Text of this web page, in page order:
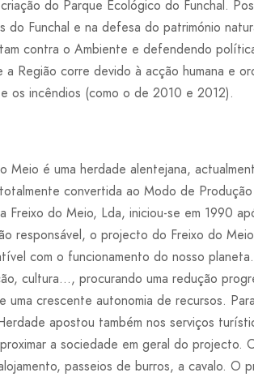
do Parque Ecológico do Funchal.
do Funchal e na defesa do património
contra o Ambiente e defendendo
a Região corre devido à acção humana e
os incêndios (como o de 2010 e 2012).
Meio é uma herdade alentejana,
convertida ao Modo de
Freixo do Meio, Lda, iniciou-se em 1990
responsável, o projecto do Freixo do
com o funcionamento do nosso
cultura…, procurando uma redução
uma crescente autonomia de recursos.
apostou também nos serviços
a sociedade em geral do projecto.
passeios de burros, a cavalo. O